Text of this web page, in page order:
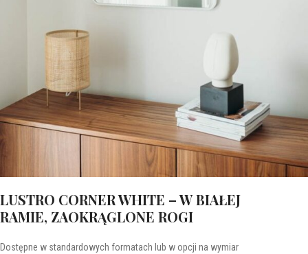
LUSTRO CORNER WHITE – W BIAŁEJ
RAMIE, ZAOKRĄGLONE ROGI
Dostępne w standardowych formatach lub w opcji na wymiar